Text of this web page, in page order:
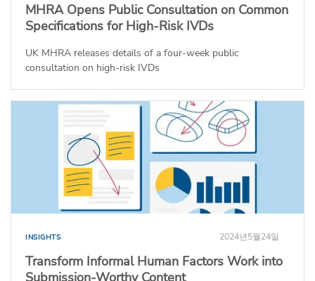
MHRA Opens Public Consultation on Common
Specifications for High-Risk IVDs
UK MHRA releases details of a four-week public
consultation on high-risk IVDs
INSIGHTS 2024년5월24일
Transform Informal Human Factors Work into
Submission-Worthy Content